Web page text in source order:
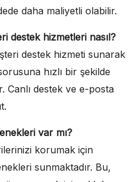
daha maliyetli olabilir.
destek hizmetleri nasıl?
destek hizmeti sunarak
hızlı bir şekilde
Canlı destek ve e-posta
var mı?
korumak için
sunmaktadır. Bu,